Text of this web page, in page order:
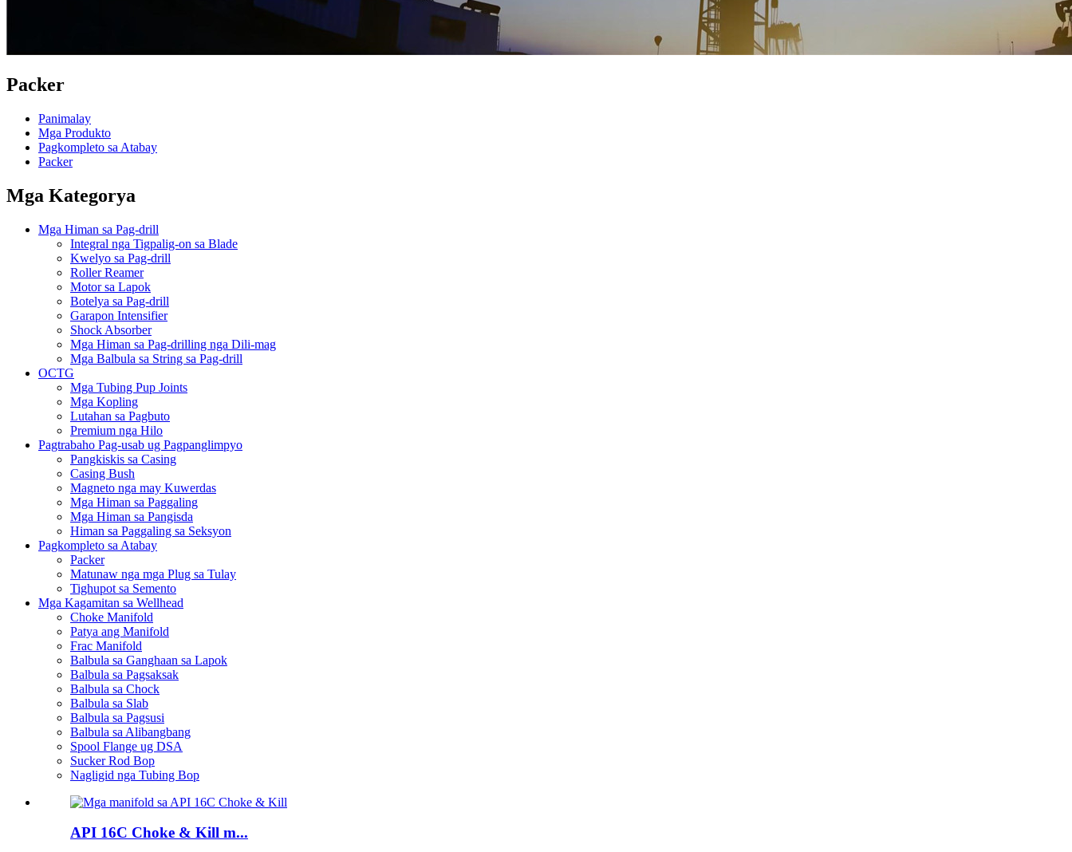
Packer
Panimalay
Mga Produkto
Pagkompleto sa Atabay
Packer
Mga Kategorya
Mga Himan sa Pag-drill
Integral nga Tigpalig-on sa Blade
Kwelyo sa Pag-drill
Roller Reamer
Motor sa Lapok
Botelya sa Pag-drill
Garapon Intensifier
Shock Absorber
Mga Himan sa Pag-drilling nga Dili-mag
Mga Balbula sa String sa Pag-drill
OCTG
Mga Tubing Pup Joints
Mga Kopling
Lutahan sa Pagbuto
Premium nga Hilo
Pagtrabaho Pag-usab ug Pagpanglimpyo
Pangkiskis sa Casing
Casing Bush
Magneto nga may Kuwerdas
Mga Himan sa Paggaling
Mga Himan sa Pangisda
Himan sa Paggaling sa Seksyon
Pagkompleto sa Atabay
Packer
Matunaw nga mga Plug sa Tulay
Tighupot sa Semento
Mga Kagamitan sa Wellhead
Choke Manifold
Patya ang Manifold
Frac Manifold
Balbula sa Ganghaan sa Lapok
Balbula sa Pagsaksak
Balbula sa Chock
Balbula sa Slab
Balbula sa Pagsusi
Balbula sa Alibangbang
Spool Flange ug DSA
Sucker Rod Bop
Nagligid nga Tubing Bop
API 16C Choke & Kill m...